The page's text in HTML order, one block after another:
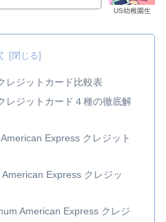
US幼稚園生
レジットカード比較表
レジットカード４種の徹底解
Express クレジット
Express クレジッ
American Express クレジ